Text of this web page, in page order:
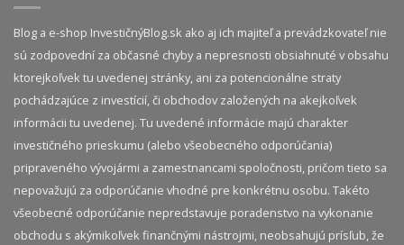
Blog a e-shop InvestičnýBlog.sk ako aj ich majiteľ a prevádzkovateľ nie
sú zodpovední za občasné chyby a nepresnosti obsiahnuté v obsahu
ktorejkoľvek tu uvedenej stránky, ani za potencionálne straty
pochádzajúce z investícií, či obchodov založených na akejkoľvek
informácii tu uvedenej. Tu uvedené informácie majú charakter
investičného prieskumu (alebo všeobecného odporúčania)
pripraveného vývojármi a zamestnancami spoločnosti, pričom tieto sa
nepovažujú za odporúčanie vhodné pre konkrétnu osobu. Takéto
všeobecné odporúčanie nepredstavuje poradenstvo na vykonanie
obchodu s akýmikoľvek finančnými nástrojmi, neobsahujú prísľub, že